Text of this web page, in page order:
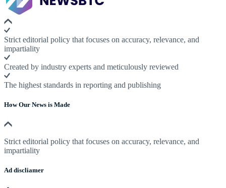
Strict editorial policy that focuses on accuracy, relevance, and
impartiality
Created by industry experts and meticulously reviewed
The highest standards in reporting and publishing
How Our News is Made
Strict editorial policy that focuses on accuracy, relevance, and
impartiality
Ad discliamer